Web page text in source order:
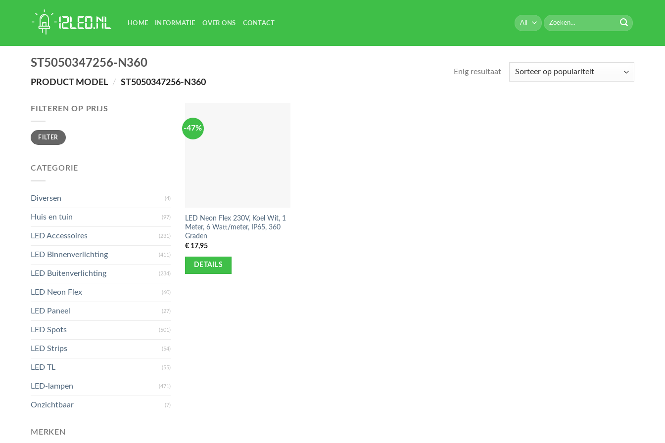
HOME INFORMATIE OVER ONS CONTACT
Zoeken
naar:
ST5050347256-N360
PRODUCT MODEL / ST5050347256-N360
Enig resultaat
FILTEREN OP PRIJS
Min.
prijs
Max.
prijsFILTER
CATEGORIE
Diversen (4)
Huis en tuin (97)
LED Accessoires (231)
LED Binnenverlichting (411)
LED Buitenverlichting (234)
LED Neon Flex (60)
LED Paneel (27)
LED Spots (501)
LED Strips (54)
LED TL (55)
LED-lampen (471)
Onzichtbaar (7)
MERKEN
-47%
LED Neon Flex 230V, Koel Wit, 1
Meter, 6 Watt/meter, IP65, 360
Graden
€ 17,95
DETAILS